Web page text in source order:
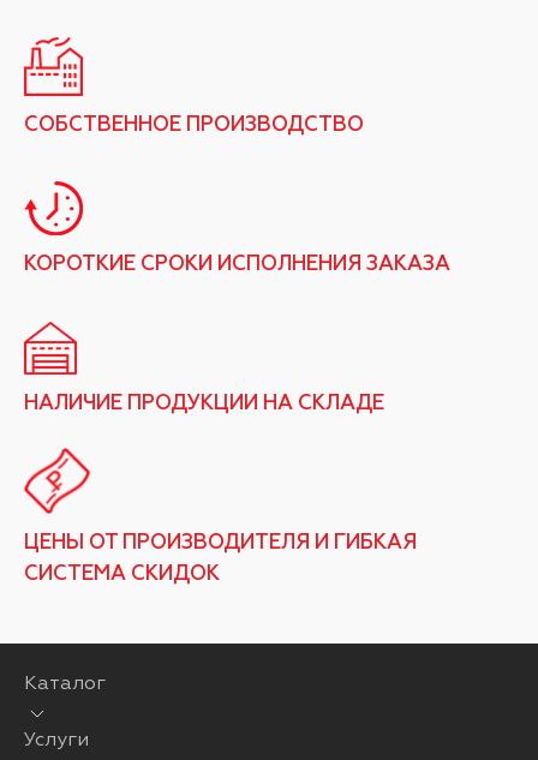
СОБСТВЕННОЕ ПРОИЗВОДСТВО
КОРОТКИЕ СРОКИ ИСПОЛНЕНИЯ ЗАКАЗА
НАЛИЧИЕ ПРОДУКЦИИ НА СКЛАДЕ
ЦЕНЫ ОТ ПРОИЗВОДИТЕЛЯ И ГИБКАЯ
СИСТЕМА СКИДОК
Каталог
Услуги